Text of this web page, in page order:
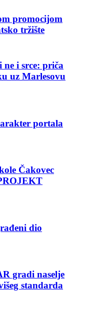
promocijom
tržište
i srce: priča
uz Marlesovu
portala
Čakovec
dio
gradi naselje
standarda